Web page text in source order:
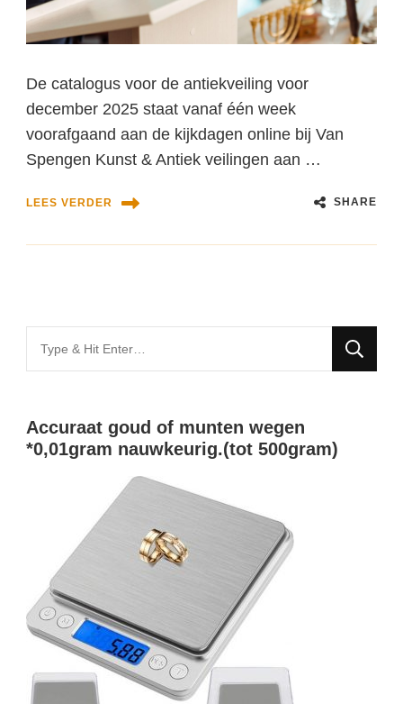
De catalogus voor de antiekveiling voor
december 2025 staat vanaf één week
voorafgaand aan de kijkdagen online bij Van
Spengen Kunst & Antiek veilingen aan …
LEES VERDER SHARE
for
Accuraat goud of munten wegen
*0,01gram nauwkeurig.(tot 500gram)